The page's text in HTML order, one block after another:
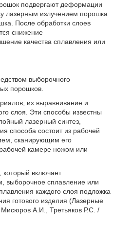
подвергают деформации
лазерным излучением порошка
После обработки слоев
снижение
качества сплавления или
выборочного
порошков.
их выравнивание и
слоя. Эти способы известны
лазерный синтез,
способа состоит из рабочей
сканирующим его
камере ножом или
который включает
выборочное сплавление или
каждого слоя подложка
готового изделия (Лазерные
А.И., Третьяков Р.С. /